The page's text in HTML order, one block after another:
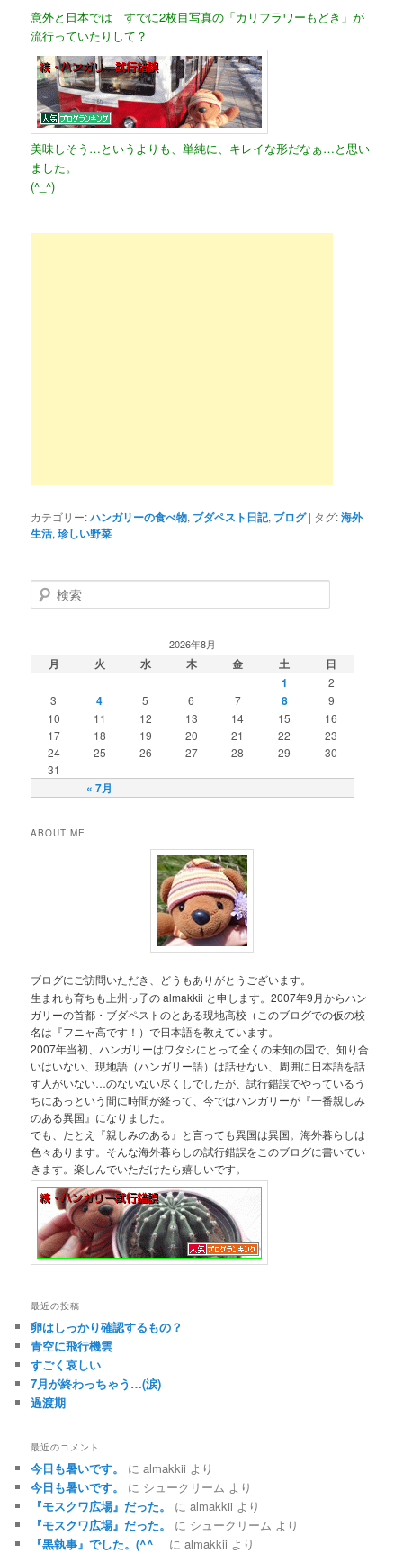
意外と日本では すでに2枚目写真の「カリフラワーもどき」が
流行っていたりして？
美味しそう…というよりも、単純に、キレイな形だなぁ…と思い
ました。
(^_^)
カテゴリー:ハンガリーの食べ物, ブダペスト日記, ブログ | タグ:海外
生活,珍しい野菜
検
索
2026年8月
月 火 水 木 金 土 日
« 7月
1
2
3
4 5 6 7 8
9
10
11 12 13 14 15
16
17
18 19 20 21 22
23
24
25 26 27 28 29
30
31
ABOUT ME
ブログにご訪問いただき、どうもありがとうございます。
生まれも育ちも上州っ子の almakkii と申します。2007年9月からハン
ガリーの首都・ブダペストのとある現地高校（このブログでの仮の校
名は『フニャ高です！）で日本語を教えています。
2007年当初、ハンガリーはワタシにとって全くの未知の国で、知り合
いはいない、現地語（ハンガリー語）は話せない、周囲に日本語を話
す人がいない…のないない尽くしでしたが、試行錯誤でやっているう
ちにあっという間に時間が経って、今ではハンガリーが『一番親しみ
のある異国』になりました。
でも、たとえ『親しみのある』と言っても異国は異国。海外暮らしは
色々あります。そんな海外暮らしの試行錯誤をこのブログに書いてい
きます。楽しんでいただけたら嬉しいです。
最近の投稿
卵はしっかり確認するもの？
青空に飛行機雲
すごく哀しい
7月が終わっちゃう…(涙)
過渡期
最近のコメント
今日も暑いです。 にalmakkii より
今日も暑いです。
に シュークリーム より
『モスクワ広場』だった。
にalmakkii より
『モスクワ広場』だった。
に シュークリーム より
『黒執事』でした。(^^ゞ
にalmakkii より